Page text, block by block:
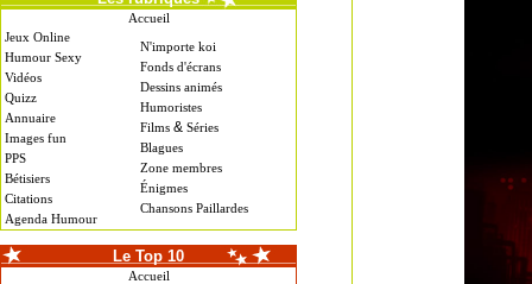
Accueil
Jeux Online
Humour Sexy
Vidéos
Quizz
Annuaire
Images fun
PPS
Bétisiers
Citations
Agenda Humour
N'importe koi
Fonds d'écrans
Dessins animés
Humoristes
Films & Séries
Blagues
Zone membres
Énigmes
Chansons Paillardes
Le Top 10
Accueil